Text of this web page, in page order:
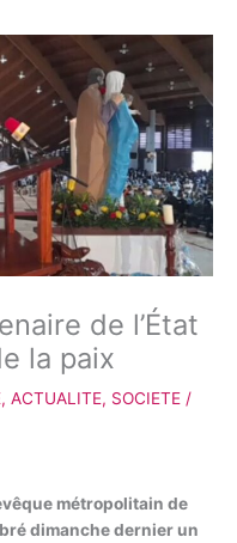
de l’État
la paix
, ACTUALITE, SOCIETE /
métropolitain de
dimanche dernier un